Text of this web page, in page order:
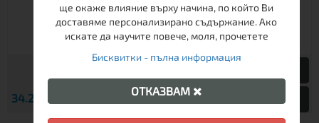
34.26 Виж
ще окаже влияние върху начина, по който Ви
доставяме персонализирано съдържание. Ако
искате да научите повече, моля, прочетете
Бисквитки - пълна информация
ОТКАЗВАМ